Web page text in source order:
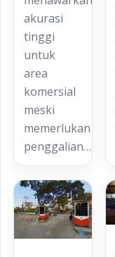
akurasi
tinggi
untuk
area
komersial
meski
memerlukan
penggalian…